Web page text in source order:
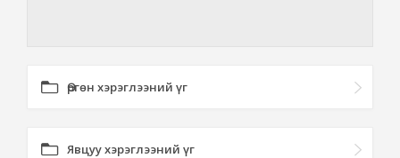
Өргөн хэрэглээний үг
Явцуу хэрэглээний үг